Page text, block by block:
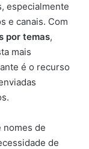
especialmente
e canais. Com
por temas,
mais
é o recurso
nomes de
de